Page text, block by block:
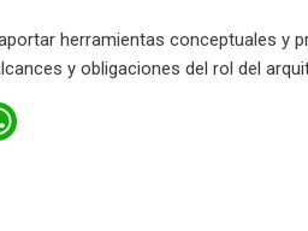
herramientas conceptuales y
y obligaciones del rol del